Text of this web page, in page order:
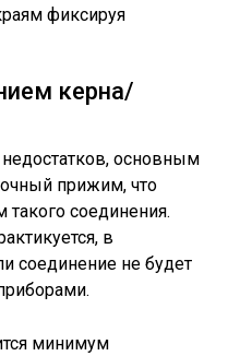
фиксируя
керна/
основным
прижим, что
соединения.
в
соединение не будет
минимум